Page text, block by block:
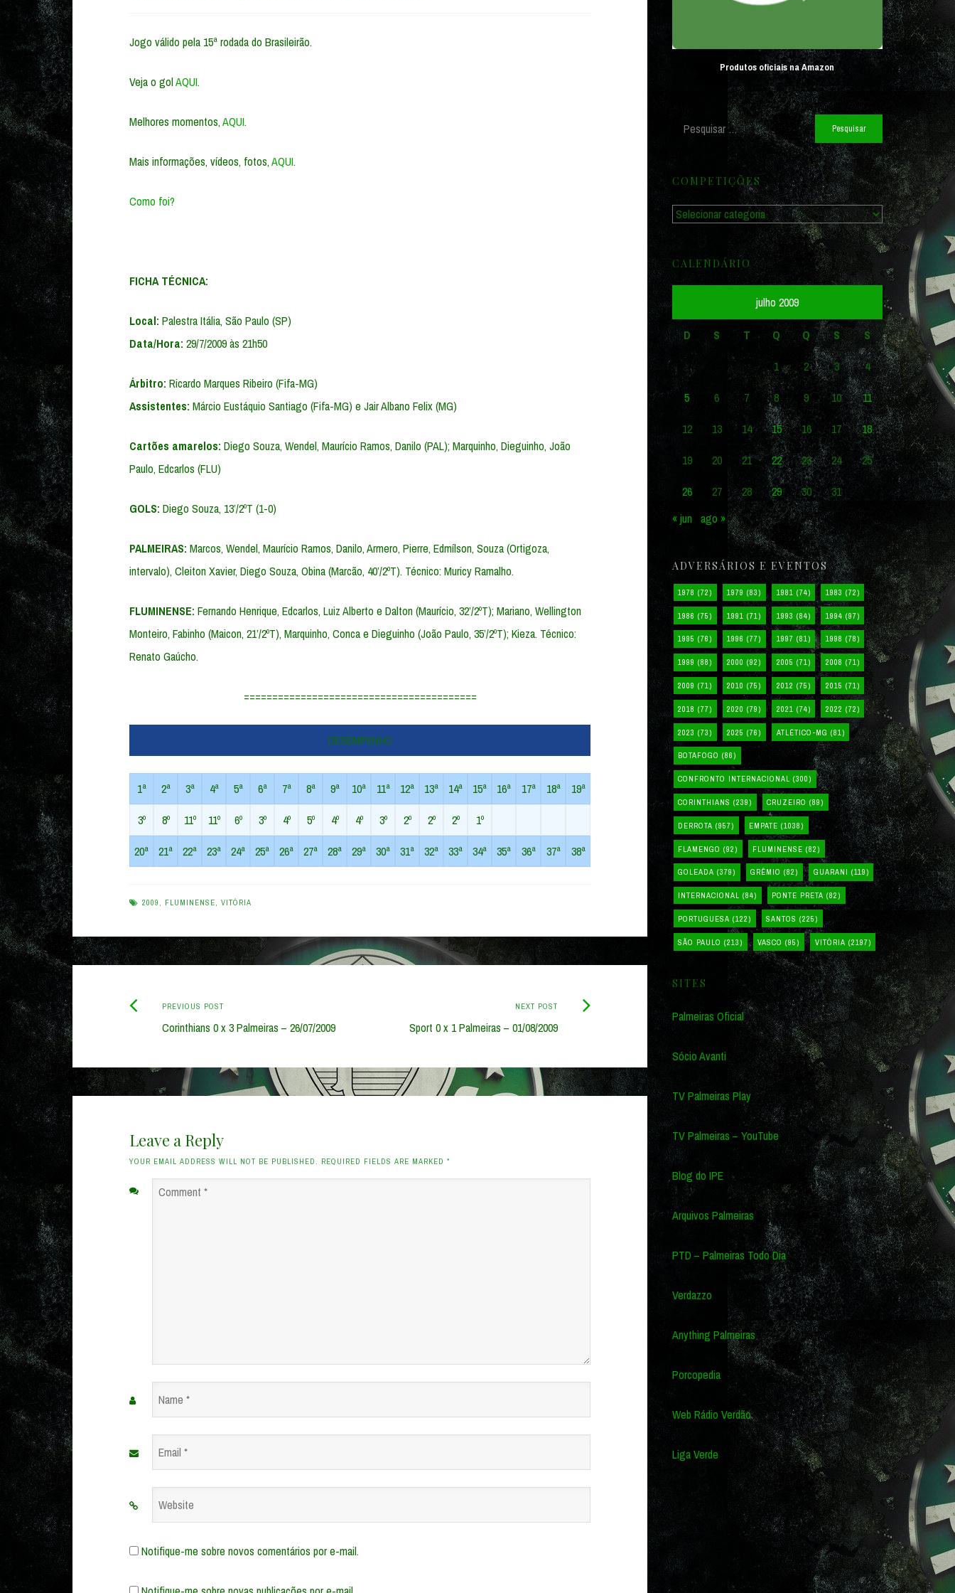
Jogo válido pela 15ª rodada do Brasileirão.
Veja o golAQUI.
Melhores momentos,AQUI.
Mais informações, vídeos, fotos,AQUI.
Como foi?
FICHA TÉCNICA:
Local: Palestra Itália, São Paulo (SP)
Data/Hora: 29/7/2009 às 21h50
Árbitro: Ricardo Marques Ribeiro (Fifa-MG)
Assistentes: Márcio Eustáquio Santiago (Fifa-MG) e Jair Albano Felix (MG)
Cartões amarelos: Diego Souza, Wendel, Maurício Ramos, Danilo (PAL); Marquinho, Dieguinho, João
Paulo, Edcarlos (FLU)
GOLS: Diego Souza, 13’/2ºT (1-0)
PALMEIRAS: Marcos, Wendel, Maurício Ramos, Danilo, Armero, Pierre, Edmílson, Souza (Ortigoza,
intervalo), Cleiton Xavier, Diego Souza, Obina (Marcão, 40’/2ºT). Técnico: Muricy Ramalho.
FLUMINENSE: Fernando Henrique, Edcarlos, Luiz Alberto e Dalton (Maurício, 32’/2ºT); Mariano, Wellington
Monteiro, Fabinho (Maicon, 21’/2ºT), Marquinho, Conca e Dieguinho (João Paulo, 35’/2ºT); Kieza. Técnico:
Renato Gaúcho.
=========================================
DESEMPENHO
1ª 2ª 3ª 4ª 5ª 6ª 7ª 8ª 9ª 10ª 11ª 12ª 13ª 14ª 15ª 16ª 17ª 18ª
19ª
3º
8º 11º 11º 6º 3º 4º 5º 4º 4º 3º 2º 2º 2º
1º
20ª
21ª 22ª 23ª 24ª 25ª 26ª 27ª 28ª 29ª 30ª 31ª 32ª 33ª 34ª 35ª 36ª 37ª 38ª
2009 FLUMINENSE VITÓRIA
PostPREVIOUS POSTPrevious
post:
Corinthians 0 x 3 Palmeiras – 26/07/2009
NEXT POST
Sport 0 x 1 Palmeiras – 01/08/2009
Next
Leave a Reply
YOUR EMAIL ADDRESS WILL NOT BE PUBLISHED. REQUIRED FIELDS ARE MARKED *
Comment
Name
Email
Website
Notifique-me sobre novos comentários por e-mail.
Produtos oficiais na Amazon
Pesquisar
por:
COMPETIÇÕES
Competições
CALENDÁRIO
julho 2009
D S T Q Q S
S
1
2 3
4
5
6 7 8 9 10
11
12
13 14 15 16 17
18
19
20 21 22 23 24
25
26
27 28 29 30
31
« jun ago »
ADVERSÁRIOS E EVENTOS
1978 (72) 1979 (83) 1981 (74) 1983 (72)
1986 (75) 1991 (71) 1993 (84) 1994 (97)
1995 (76) 1996 (77) 1997 (81) 1998 (78)
1999 (88) 2000 (92) 2005 (71) 2008 (71)
2009 (71) 2010 (75) 2012 (75) 2015 (71)
2018 (77) 2020 (79) 2021 (74) 2022 (72)
2023 (73) 2025 (76) ATLÉTICO-MG (81)
BOTAFOGO (86)
CONFRONTO INTERNACIONAL (300)
CORINTHIANS (239) CRUZEIRO (89)
DERROTA (957) EMPATE (1038)
FLAMENGO (92) FLUMINENSE (82)
GOLEADA (379) GRÊMIO (82) GUARANI (119)
INTERNACIONAL (84) PONTE PRETA (82)
PORTUGUESA (122) SANTOS (225)
SÃO PAULO (213) VASCO (95) VITÓRIA (2197)
SITES
Palmeiras Oficial
Sócio Avanti
TV Palmeiras Play
TV Palmeiras – YouTube
Blog do IPE
Arquivos Palmeiras
PTD – Palmeiras Todo Dia
Verdazzo
Anything Palmeiras
Porcopedia
Web Rádio Verdão
Liga Verde